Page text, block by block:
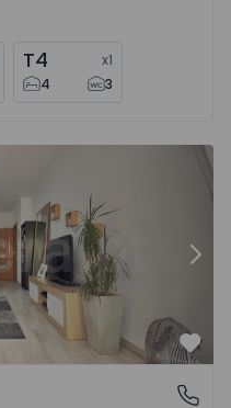
T4 x1
4
3
- 1572464 - 1